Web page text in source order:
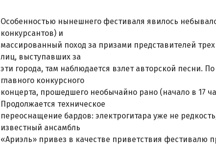
Особенностью нынешнего фестиваля явилось
конкурсантов) и
массированный поход за призами представителей
лиц, выступавших за
эти города, там наблюдается взлет авторской песни.
главного конкурсного
концерта, прошедшего необычайно рано (начало в 17
Продолжается техническое
переоснащение бардов: электрогитара уже не
известный ансамбль
«Ариэль» привез в качестве приветствия фестивалю